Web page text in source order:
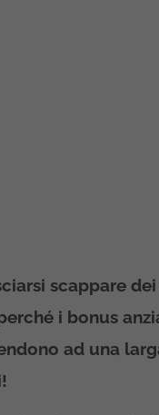
scappare
i bonus
ad una